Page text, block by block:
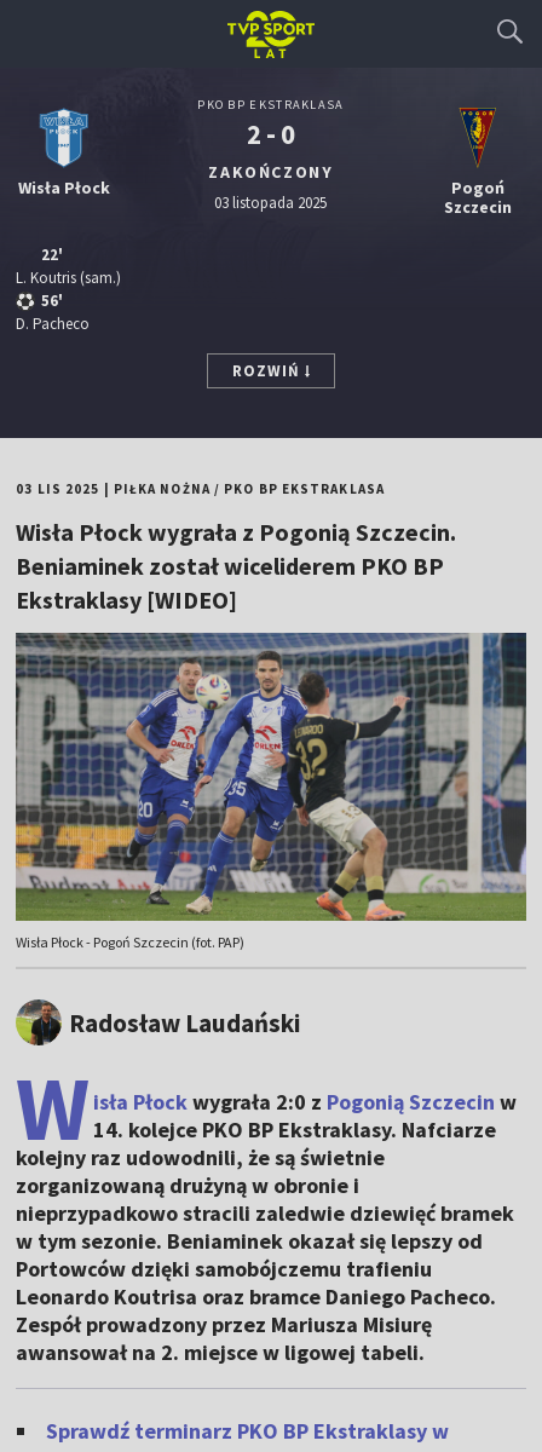
Wisła Płock
22'
L. Koutris (sam.)
56'
D. Pacheco
PKO BP EKSTRAKLASA
2 - 0
ZAKOŃCZONY
03 listopada 2025
Pogoń
Szczecin
ROZWIŃ
03 LIS 2025 PIŁKA NOŻNA/ PKO BP EKSTRAKLASA
Wisła Płock wygrała z Pogonią Szczecin.
Beniaminek został wiceliderem PKO BP
Ekstraklasy [WIDEO]
Wisła Płock - Pogoń Szczecin (fot. PAP)
Radosław Laudański
W isła Płockwygrała 2:0 z Pogonią Szczecin w
14. kolejce PKO BP Ekstraklasy. Nafciarze
kolejny raz udowodnili, że są świetnie
zorganizowaną drużyną w obronie i
nieprzypadkowo stracili zaledwie dziewięć bramek
w tym sezonie. Beniaminek okazał się lepszy od
Portowców dzięki samobójczemu trafieniu
Leonardo Koutrisa oraz bramce Daniego Pacheco.
Zespół prowadzony przez Mariusza Misiurę
awansował na 2. miejsce w ligowej tabeli.
Sprawdź terminarz PKO BP Ekstraklasy w